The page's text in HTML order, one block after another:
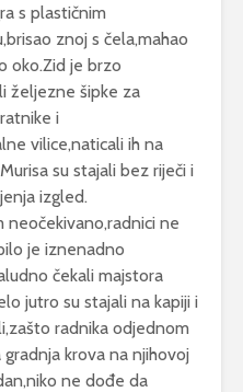
s plastičnim
znoj s čela,mahao
oko.Zid je brzo
željezne šipke za
i
vilice,naticali ih na
su stajali bez riječi i
izgled.
ne
je iznenadno
čekali majstora
jutro su stajali na kapiji i
radnika odjednom
krova na njihovoj
ne dođe da